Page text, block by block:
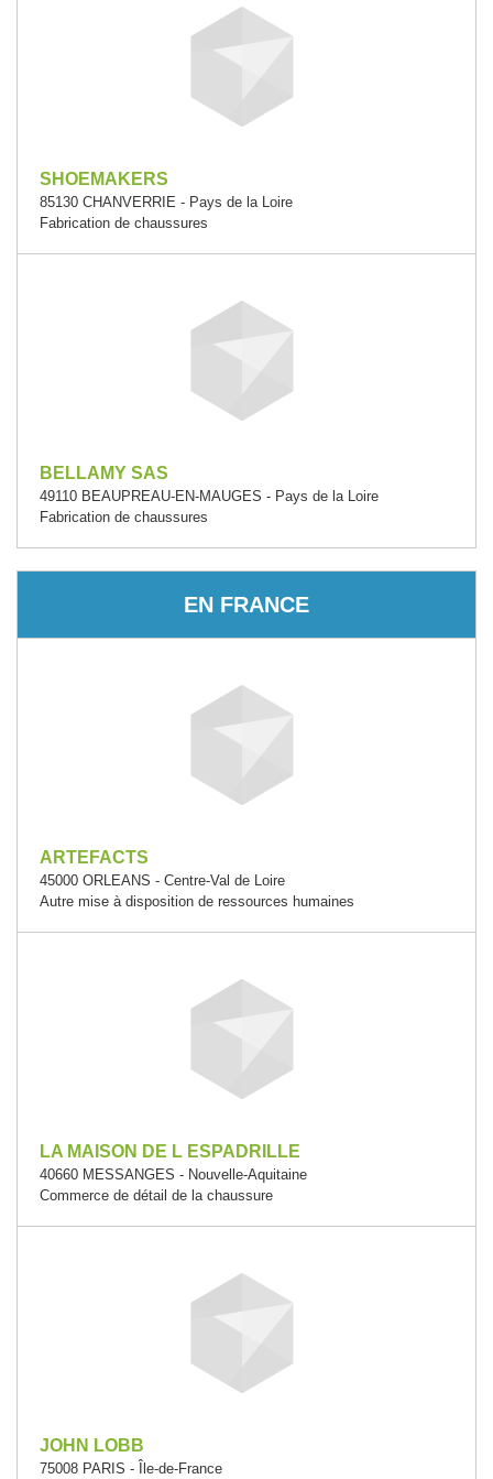
SHOEMAKERS
85130 CHANVERRIE - Pays de la Loire
Fabrication de chaussures
BELLAMY SAS
49110 BEAUPREAU-EN-MAUGES - Pays de la Loire
Fabrication de chaussures
EN FRANCE
ARTEFACTS
45000 ORLEANS - Centre-Val de Loire
Autre mise à disposition de ressources humaines
LA MAISON DE L ESPADRILLE
40660 MESSANGES - Nouvelle-Aquitaine
Commerce de détail de la chaussure
JOHN LOBB
75008 PARIS - Île-de-France